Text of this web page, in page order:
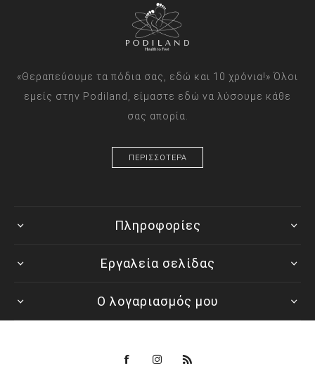
«Θεραπεύουμε τα πόδια σας, εδώ και 10 χρόνια!» Όλοι
εμείς στην Podiland, είμαστε εδώ να λύσουμε κάθε
σας απορία.
ΠΕΡΙΣΣΟΤΕΡΑ
Πληροφορίες
Εργαλεία σελίδας
Ο λογαριασμός μου